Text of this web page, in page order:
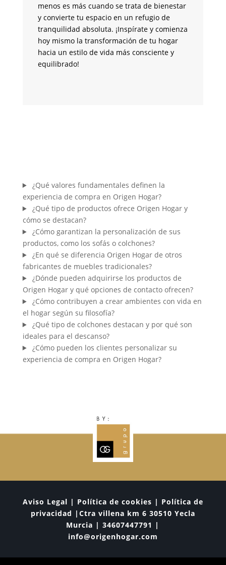
menos es más cuando se trata de bienestar
y convierte tu espacio en un refugio de
tranquilidad absoluta. ¡Inspírate y comienza
hoy mismo la transformación de tu hogar
hacia un estilo de vida más consciente y
equilibrado!
¿Qué valores fundamentales definen la
experiencia de compra en Origen Hogar?
¿Qué tipo de productos ofrece Origen Hogar y
cómo se destacan?
¿Cómo garantizan la personalización de sus
productos, como los sofás o colchones?
¿En qué se diferencia Origen Hogar de otros
fabricantes de muebles tradicionales?
¿Dónde pueden adquirirse los productos de
Origen Hogar y qué opciones de contacto ofrecen?
¿Cómo contribuyen a crear ambientes con vida en
el hogar según su filosofía?
¿Qué tipo de colchones destacan y por qué son
ideales para el descanso?
¿Cómo pueden los clientes personalizar su
experiencia de compra en Origen Hogar?
Aviso Legal | Política de cookies | Política de
privacidad |Ctra villena km 6 30510 Yecla
Murcia | 34607447791 |
info@origenhogar.com